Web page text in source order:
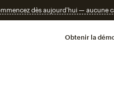
dès aujourd'hui — aucune
Obtenir la